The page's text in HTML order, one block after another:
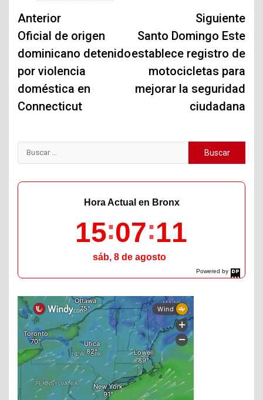
Navegación
de
entradas
Anterior
Oficial de origen
dominicano detenido
por violencia
doméstica en
Connecticut
Siguiente
Santo Domingo Este
establece registro de
motocicletas para
mejorar la seguridad
ciudadana
Buscar:
Powered by
DaysPedia.com
Hora Actual en Bronx
15 07 12
sáb, 8 de agosto